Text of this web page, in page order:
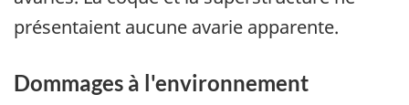
présentaient aucune avarie apparente.
Dommages à l'environnement